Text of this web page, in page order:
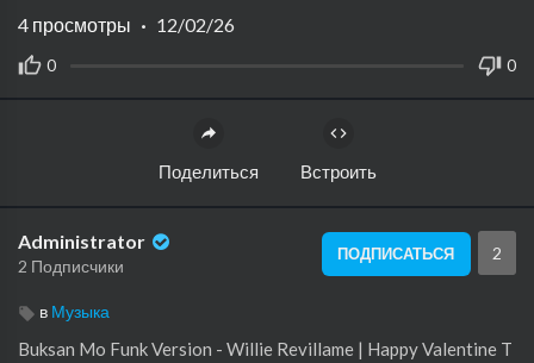
0 0
4 просмотры · 12/02/26
Поделиться Встроить
Administrator
2 Подписчики
ПОДПИСАТЬСЯ 2
в Музыка
Buksan Mo Funk Version - Willie Revillame | Happy Valentine T